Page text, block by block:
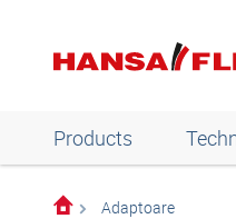
Products
Adaptoare